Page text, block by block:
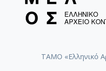
ΤΑΜΟ «Ελληνικό